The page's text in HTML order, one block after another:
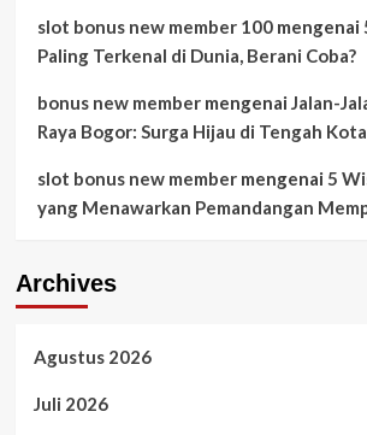
slot bonus new member 100mengenai
Paling Terkenal di Dunia, Berani Coba?
bonus new membermengenai Jalan-
Raya Bogor: Surga Hijau di Tengah Kota
slot bonus new membermengenai 5
yang Menawarkan Pemandangan
Archives
Agustus 2026
Juli 2026